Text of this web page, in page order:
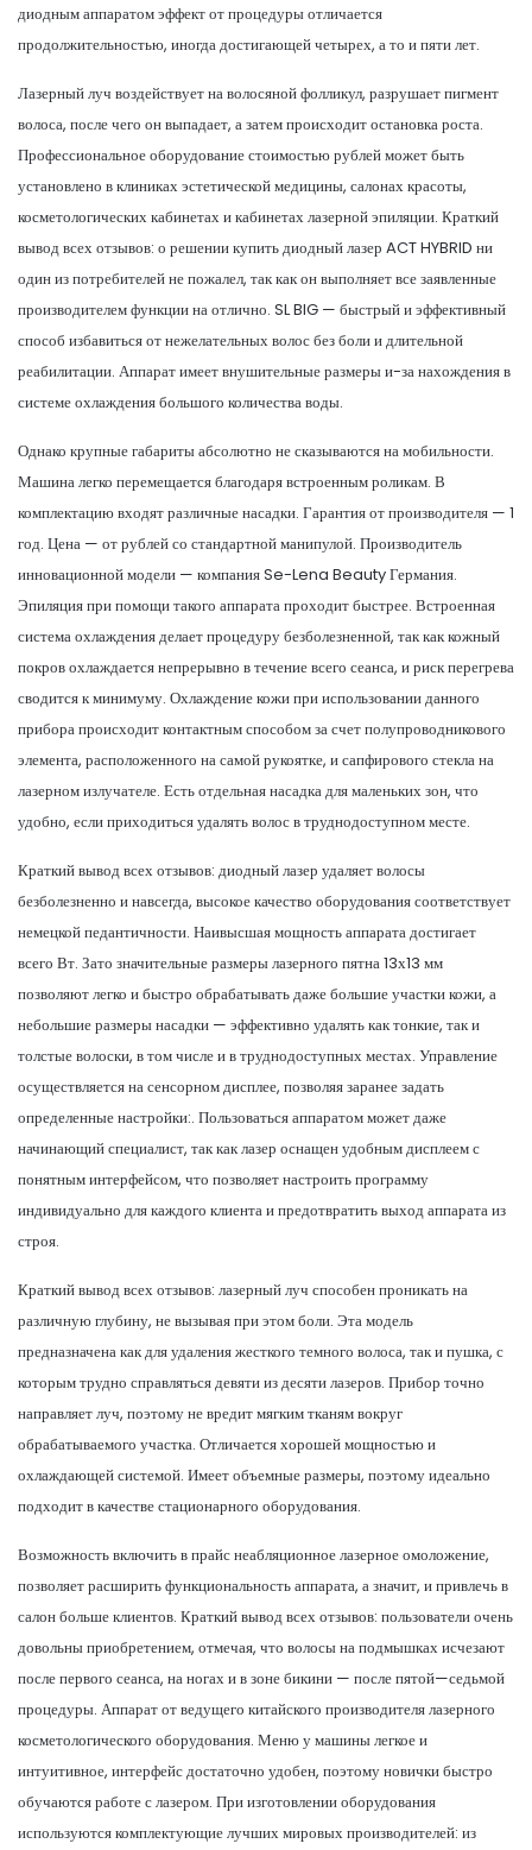
диодным аппаратом эффект от процедуры отличается
продолжительностью, иногда достигающей четырех, а то и пяти лет.
Лазерный луч воздействует на волосяной фолликул, разрушает пигмент
волоса, после чего он выпадает, а затем происходит остановка роста.
Профессиональное оборудование стоимостью рублей может быть
установлено в клиниках эстетической медицины, салонах красоты,
косметологических кабинетах и кабинетах лазерной эпиляции. Краткий
вывод всех отзывов: о решении купить диодный лазер ACT HYBRID ни
один из потребителей не пожалел, так как он выполняет все заявленные
производителем функции на отлично. SL BIG — быстрый и эффективный
способ избавиться от нежелательных волос без боли и длительной
реабилитации. Аппарат имеет внушительные размеры и-за нахождения в
системе охлаждения большого количества воды.
Однако крупные габариты абсолютно не сказываются на мобильности.
Машина легко перемещается благодаря встроенным роликам. В
комплектацию входят различные насадки. Гарантия от производителя — 1
год. Цена — от рублей со стандартной манипулой. Производитель
инновационной модели — компания Se-Lena Beauty Германия.
Эпиляция при помощи такого аппарата проходит быстрее. Встроенная
система охлаждения делает процедуру безболезненной, так как кожный
покров охлаждается непрерывно в течение всего сеанса, и риск перегрева
сводится к минимуму. Охлаждение кожи при использовании данного
прибора происходит контактным способом за счет полупроводникового
элемента, расположенного на самой рукоятке, и сапфирового стекла на
лазерном излучателе. Есть отдельная насадка для маленьких зон, что
удобно, если приходиться удалять волос в труднодоступном месте.
Краткий вывод всех отзывов: диодный лазер удаляет волосы
безболезненно и навсегда, высокое качество оборудования соответствует
немецкой педантичности. Наивысшая мощность аппарата достигает
всего Вт. Зато значительные размеры лазерного пятна 13х13 мм
позволяют легко и быстро обрабатывать даже большие участки кожи, а
небольшие размеры насадки — эффективно удалять как тонкие, так и
толстые волоски, в том числе и в труднодоступных местах. Управление
осуществляется на сенсорном дисплее, позволяя заранее задать
определенные настройки:. Пользоваться аппаратом может даже
начинающий специалист, так как лазер оснащен удобным дисплеем с
понятным интерфейсом, что позволяет настроить программу
индивидуально для каждого клиента и предотвратить выход аппарата из
строя.
Краткий вывод всех отзывов: лазерный луч способен проникать на
различную глубину, не вызывая при этом боли. Эта модель
предназначена как для удаления жесткого темного волоса, так и пушка, с
которым трудно справляться девяти из десяти лазеров. Прибор точно
направляет луч, поэтому не вредит мягким тканям вокруг
обрабатываемого участка. Отличается хорошей мощностью и
охлаждающей системой. Имеет объемные размеры, поэтому идеально
подходит в качестве стационарного оборудования.
Возможность включить в прайс неабляционное лазерное омоложение,
позволяет расширить функциональность аппарата, а значит, и привлечь в
салон больше клиентов. Краткий вывод всех отзывов: пользователи очень
довольны приобретением, отмечая, что волосы на подмышках исчезают
после первого сеанса, на ногах и в зоне бикини — после пятой—седьмой
процедуры. Аппарат от ведущего китайского производителя лазерного
косметологического оборудования. Меню у машины легкое и
интуитивное, интерфейс достаточно удобен, поэтому новички быстро
обучаются работе с лазером. При изготовлении оборудования
используются комплектующие лучших мировых производителей: из